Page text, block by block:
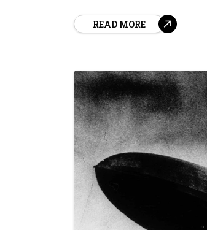
READ MORE